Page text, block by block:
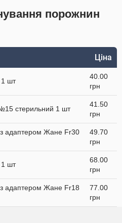
порожнин
Ціна
шт
40.00
грн
стерильний 1 шт
41.50
грн
адаптером Жане Fr30
49.70
грн
шт
68.00
грн
адаптером Жане Fr18
77.00
грн